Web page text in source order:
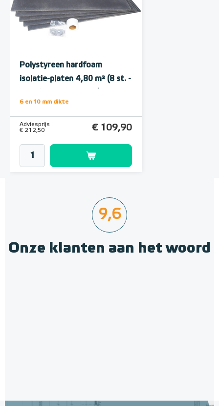
Polystyreen hardfoam
isolatie-platen 4,80 m² (8 st. -
6 en 10 mm dikte
Adviesprijs
€ 212,50
€ 109,90
9,6
Onze klanten aan het woord